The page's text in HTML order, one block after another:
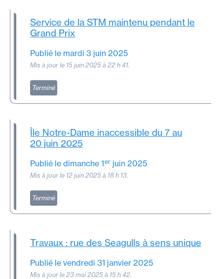
Service de la STM maintenu pendant le
Grand Prix
Publié le mardi 3 juin 2025
Mis à jour le 15 juin 2025 à 22 h 41.
Terminé
Île Notre-Dame inaccessible du 7 au
20 juin 2025
Publié le dimanche 1er juin 2025
Mis à jour le 12 juin 2025 à 18 h 13.
Terminé
Travaux : rue des Seagulls à sens unique
Publié le vendredi 31 janvier 2025
Mis à jour le 23 mai 2025 à 15 h 42.